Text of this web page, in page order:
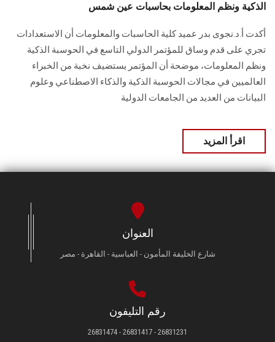
الذكية ونظم المعلومات بحاسبات عين شمس
أكدت أ.د.نجوى بدر عميد كلية الحاسبات والمعلومات أن الاستعدادات
تجري على قدم وساق للمؤتمر الدولي التاسع في الحوسبة الذكية
ونظم المعلومات، موضحة أن المؤتمر يستضيف نخبة من الخبراء
العالميين في مجالات الحوسبة الذكية والذكاء الاصطناعي وعلوم
البيانات من العديد من الجامعات الدولية
اقرأ المزيد
العنوان
شارع الخليفة المأمون - العباسية - القاهرة - مصر
رقم التليفون
26831231 - 26831417 - 26831474